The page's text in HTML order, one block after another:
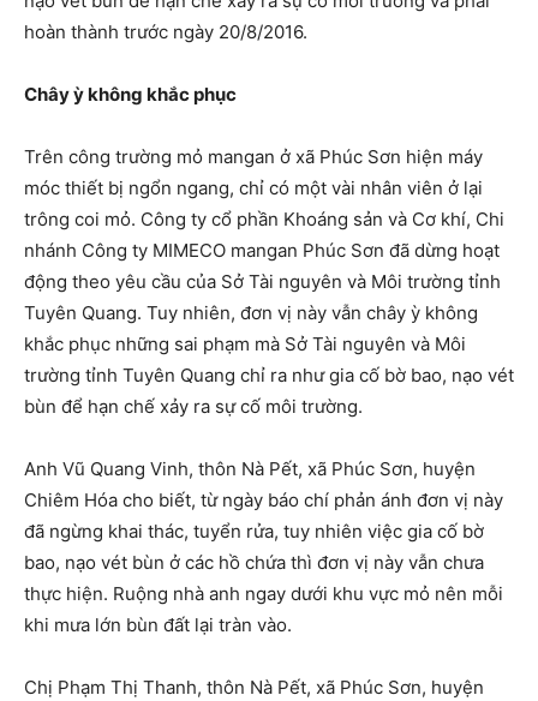
hoàn thành trước ngày 20/8/2016.
Chây ỳ không khắc phục
Trên công trường mỏ mangan ở xã Phúc Sơn hiện máy
móc thiết bị ngổn ngang, chỉ có một vài nhân viên ở lại
trông coi mỏ. Công ty cổ phần Khoáng sản và Cơ khí, Chi
nhánh Công ty MIMECO mangan Phúc Sơn đã dừng hoạt
động theo yêu cầu của Sở Tài nguyên và Môi trường tỉnh
Tuyên Quang. Tuy nhiên, đơn vị này vẫn chây ỳ không
khắc phục những sai phạm mà Sở Tài nguyên và Môi
trường tỉnh Tuyên Quang chỉ ra như gia cố bờ bao, nạo vét
bùn để hạn chế xảy ra sự cố môi trường.
Anh Vũ Quang Vinh, thôn Nà Pết, xã Phúc Sơn, huyện
Chiêm Hóa cho biết, từ ngày báo chí phản ánh đơn vị này
đã ngừng khai thác, tuyển rửa, tuy nhiên việc gia cố bờ
bao, nạo vét bùn ở các hồ chứa thì đơn vị này vẫn chưa
thực hiện. Ruộng nhà anh ngay dưới khu vực mỏ nên mỗi
khi mưa lớn bùn đất lại tràn vào.
Chị Phạm Thị Thanh, thôn Nà Pết, xã Phúc Sơn, huyện